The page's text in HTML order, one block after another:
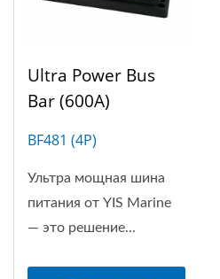
Ultra Power Bus
Bar (600A)
BF481 (4P)
Ультра мощная шина
питания от YIS Marine
— это решение...